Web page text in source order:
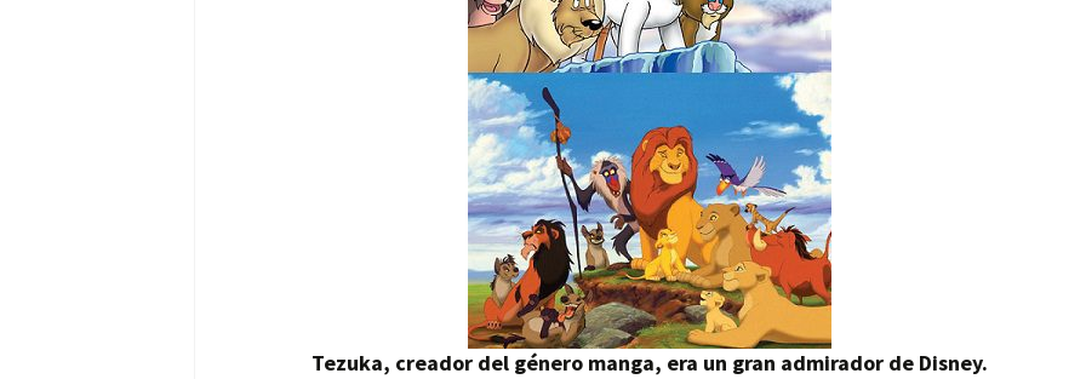
Tezuka, creador del género manga, era un gran admirador de Disney.